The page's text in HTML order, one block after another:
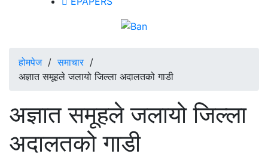
होमपेज/समाचार/
अज्ञात समूहले जलायो जिल्ला अदालतको गाडी
अज्ञात समूहले जलायो जिल्ला
अदालतको गाडी